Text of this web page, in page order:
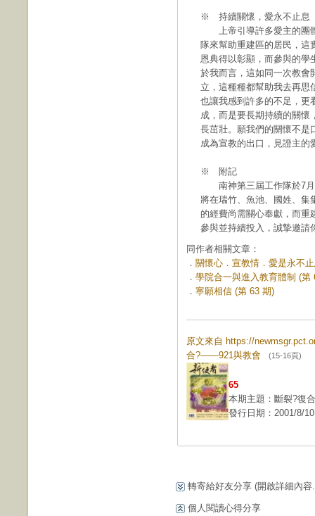
※ 持續關懷，愛永不止息
上帝引導許多愛主的團體
隊來幫助重建區的居民，這
恩典得以彰顯，而參與的學
於我而言，這如同一次教會
立，這種種都幫助我去再思
也讓我感到許多的不足，更
成，而是要長期持續的關懷
長茁壯。願我們的關懷不是
成為宣教的出口，見證主的
※ 附記
南神第三屆工作隊於7月
將在瑞竹、魚池、國姓、集
的經費尚需關心奉獻，而重
參與並持續投入，誠摯邀請
同作者相關文章：
． 關懷心．宣教情．愛是永不
． 學院合一與進入教育體制 (第
． 寧願相信 (第 63 期)
原文來自 https://
合?——921與教會 (15-16頁)
65
本期主題：斷裂?復
發行日期：2001/8/10
轉寄給好友分享 (開啟詳細內容
個人閱讀心得分享